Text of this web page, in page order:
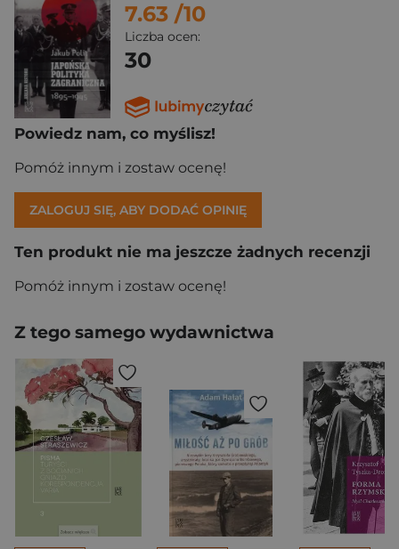
7.63 /10
Liczba ocen:
30
Powiedz nam, co myślisz!
Pomóż innym i zostaw ocenę!
ZALOGUJ SIĘ, ABY DODAĆ OPINIĘ
Ten produkt nie ma jeszcze żadnych recenzji
Pomóż innym i zostaw ocenę!
Z tego samego wydawnictwa